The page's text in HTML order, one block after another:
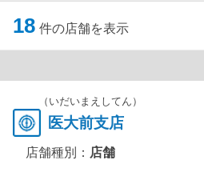
18 件の店舗を表示
（いだいまえしてん）
医大前支店
店舗種別： 店舗